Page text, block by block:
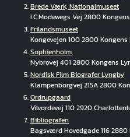
Brede Værk, Nationalmuseet
I.C.Modewegs Vej 2800
Frilandsmuseet
Kongevejen 100 2800 Kongens
Sophienholm
Nybrovej 401 2800 Kongens
Nordisk Film Biografer Lyngby
Klampenborgvej 215A 2800
Ordrupgaard
Vilvordevej 110 2920
Bibliografen
Bagsværd Hovedgade 116